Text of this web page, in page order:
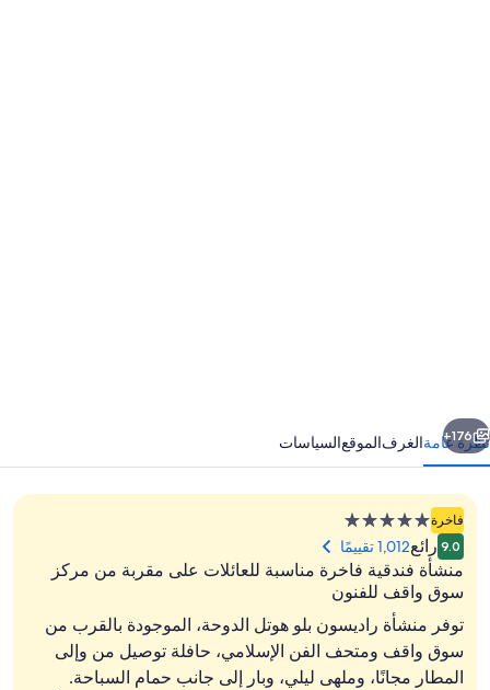
ملهى ليلي
التالي
176+
نظرة عامةالغرفالموقعالسياسات
فاخرةمنشأة
فندقية
مصنفة
بـ
نجوم
9.0 رائع1,012 تقييمًا
منشأة فندقية فاخرة مناسبة للعائلات على مقربة من مركز
سوق واقف للفنون
توفر منشأة راديسون بلو هوتل الدوحة، الموجودة بالقرب من
سوق واقف ومتحف الفن الإسلامي، حافلة توصيل من وإلى
المطار مجانًا، وملهى ليلي، وبار إلى جانب حمام السباحة.